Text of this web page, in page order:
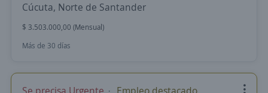
Cúcuta, Norte de Santander
$ 3.503.000,00 (Mensual)
Más de 30 días